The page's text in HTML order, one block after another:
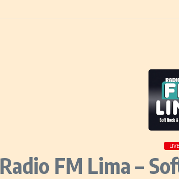
LIVE
Radio FM Lima –